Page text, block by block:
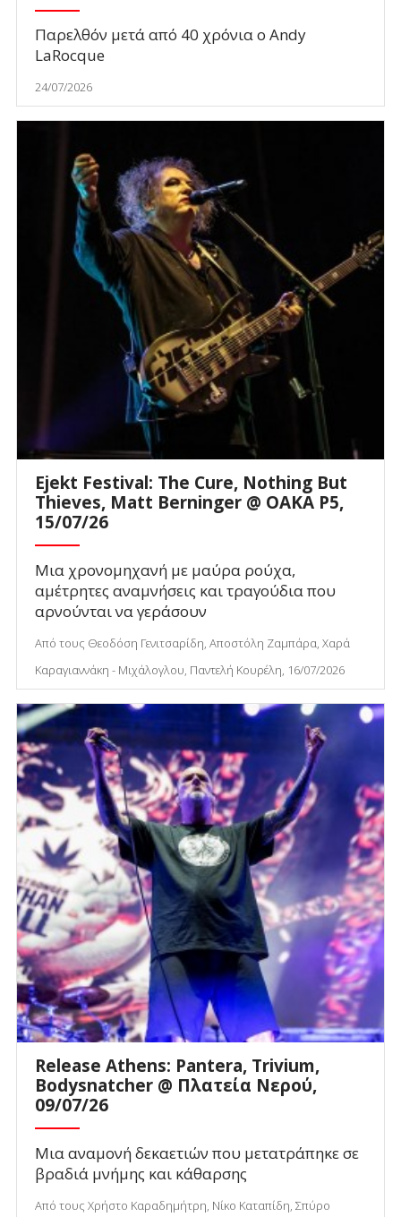
Παρελθόν μετά από 40 χρόνια ο Andy
LaRocque
24/07/2026
Ejekt Festival: The Cure, Nothing But
Thieves, Matt Berninger @ ΟΑΚΑ P5,
15/07/26
Μια χρονομηχανή με μαύρα ρούχα,
αμέτρητες αναμνήσεις και τραγούδια που
αρνούνται να γεράσουν
Από τους Θεοδόση Γενιτσαρίδη, Αποστόλη Ζαμπάρα, Χαρά
Καραγιαννάκη - Μιχάλογλου, Παντελή Κουρέλη, 16/07/2026
Release Athens: Pantera, Trivium,
Bodysnatcher @ Πλατεία Νερού,
09/07/26
Μια αναμονή δεκαετιών που μετατράπηκε σε
βραδιά μνήμης και κάθαρσης
Από τους Χρήστο Καραδημήτρη, Νίκο Καταπίδη, Σπύρο